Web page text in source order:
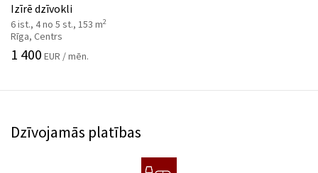
Izīrē dzīvokli
6 ist., 4 no 5 st., 153 m2
Rīga, Centrs
1 400 EUR / mēn.
Dzīvojamās platības